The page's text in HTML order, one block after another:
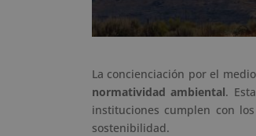
La concienciación por el
normatividad ambiental.
instituciones cumplen con
sostenibilidad.